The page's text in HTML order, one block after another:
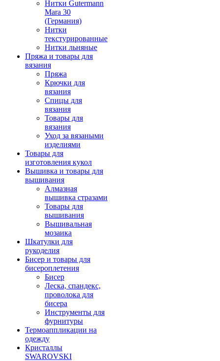
Нитки Gutermann
Mara 30
(Германия)
Нитки
текстурированные
Нитки льняные
Пряжа и товары для
вязания
Пряжа
Крючки для
вязания
Спицы для
вязания
Товары для
вязания
Уход за вязаными
изделиями
Товары для
изготовления кукол
Вышивка и товары для
вышивания
Алмазная
вышивка стразами
Товары для
вышивания
Вышивальная
мозаика
Шкатулки для
рукоделия
Бисер и товары для
бисероплетения
Бисер
Леска, спандекс,
проволока для
бисера
Инструменты для
фурнитуры
Термоаппликации на
одежду
Кристаллы
SWAROVSKI